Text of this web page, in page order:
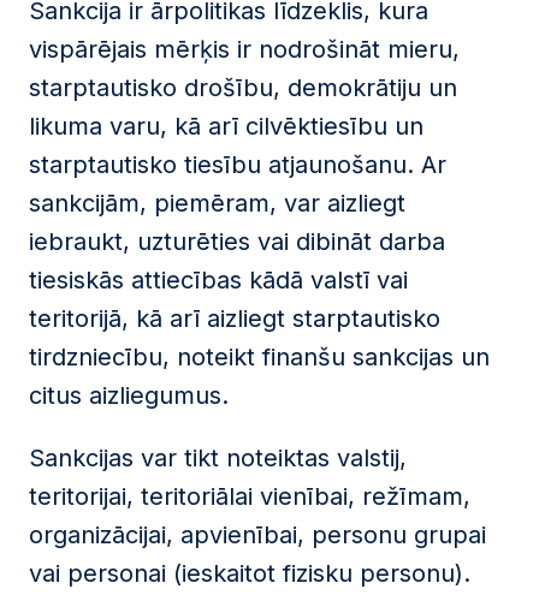
Sankcija ir ārpolitikas līdzeklis, kura
vispārējais mērķis ir nodrošināt mieru,
starptautisko drošību, demokrātiju un
likuma varu, kā arī cilvēktiesību un
starptautisko tiesību atjaunošanu. Ar
sankcijām, piemēram, var aizliegt
iebraukt, uzturēties vai dibināt darba
tiesiskās attiecības kādā valstī vai
teritorijā, kā arī aizliegt starptautisko
tirdzniecību, noteikt finanšu sankcijas un
citus aizliegumus.
Sankcijas var tikt noteiktas valstij,
teritorijai, teritoriālai vienībai, režīmam,
organizācijai, apvienībai, personu grupai
vai personai (ieskaitot fizisku personu).